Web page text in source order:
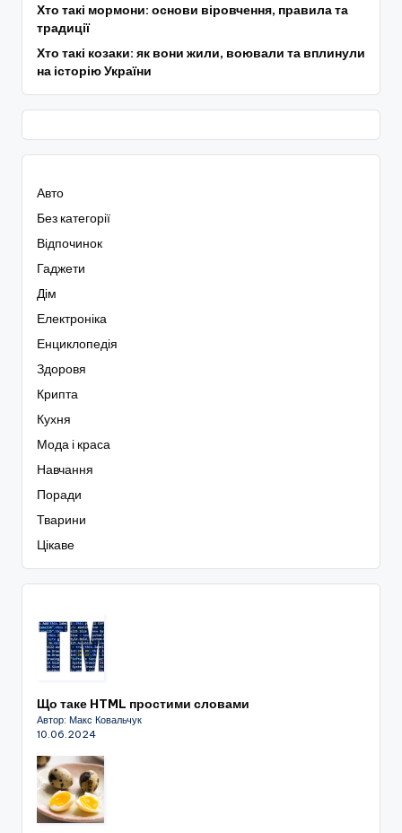
Хто такі мормони: основи віровчення, правила та
традиції
Хто такі козаки: як вони жили, воювали та вплинули
на історію України
Авто
Без категорії
Відпочинок
Гаджети
Дім
Електроніка
Енциклопедія
Здоровя
Крипта
Кухня
Мода і краса
Навчання
Поради
Тварини
Цікаве
Що таке HTML простими словами
Автор: Макс Ковальчук
10.06.2024